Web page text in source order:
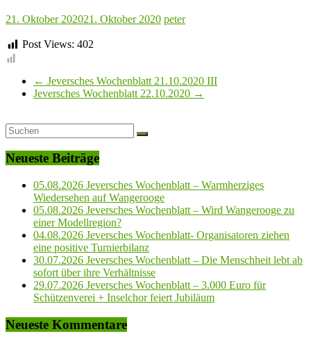
21. Oktober 202021. Oktober 2020 peter
Post Views: 402
← Jeversches Wochenblatt 21.10.2020 III
Jeversches Wochenblatt 22.10.2020 →
Neueste Beiträge
05.08.2026 Jeversches Wochenblatt – Warmherziges
Wiedersehen auf Wangerooge
05.08.2026 Jeversches Wochenblatt – Wird Wangerooge zu
einer Modellregion?
04.08.2026 Jeversches Wochenblatt- Organisatoren ziehen
eine positive Turnierbilanz
30.07.2026 Jeversches Wochenblatt – Die Menschheit lebt ab
sofort über ihre Verhältnisse
29.07.2026 Jeversches Wochenblatt – 3.000 Euro für
Schützenverei + Inselchor feiert Jubiläum
Neueste Kommentare